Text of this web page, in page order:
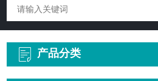
产品分类